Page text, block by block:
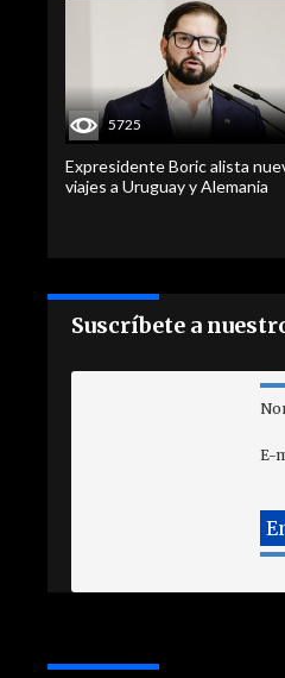
5725
Expresidente Boric alista
viajes a Uruguay y Alemania
Suscríbete a
E-